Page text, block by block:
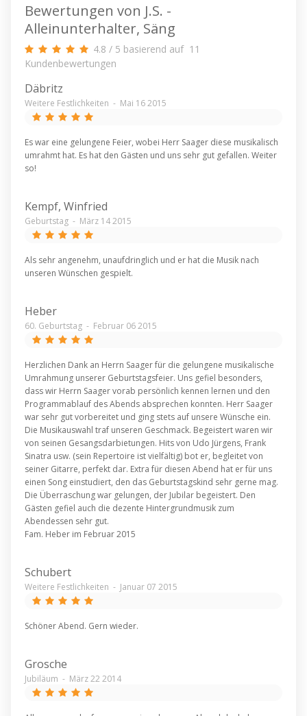
Bewertungen von J.S. -
Alleinunterhalter, Säng
4.8 / 5 basierend auf 11
Kundenbewertungen
Däbritz
Weitere Festlichkeiten - Mai 16 2015
Es war eine gelungene Feier, wobei Herr Saager diese musikalisch
umrahmt hat. Es hat den Gästen und uns sehr gut gefallen. Weiter
so!
Kempf, Winfried
Geburtstag - März 14 2015
Als sehr angenehm, unaufdringlich und er hat die Musik nach
unseren Wünschen gespielt.
Heber
60. Geburtstag - Februar 06 2015
Herzlichen Dank an Herrn Saager für die gelungene musikalische
Umrahmung unserer Geburtstagsfeier. Uns gefiel besonders,
dass wir Herrn Saager vorab persönlich kennen lernen und den
Programmablauf des Abends absprechen konnten. Herr Saager
war sehr gut vorbereitet und ging stets auf unsere Wünsche ein.
Die Musikauswahl traf unseren Geschmack. Begeistert waren wir
von seinen Gesangsdarbietungen. Hits von Udo Jürgens, Frank
Sinatra usw. (sein Repertoire ist vielfältig) bot er, begleitet von
seiner Gitarre, perfekt dar. Extra für diesen Abend hat er für uns
einen Song einstudiert, den das Geburtstagskind sehr gerne mag.
Die Überraschung war gelungen, der Jubilar begeistert. Den
Gästen gefiel auch die dezente Hintergrundmusik zum
Abendessen sehr gut.
Fam. Heber im Februar 2015
Schubert
Weitere Festlichkeiten - Januar 07 2015
Schöner Abend. Gern wieder.
Grosche
Jubiläum - März 22 2014